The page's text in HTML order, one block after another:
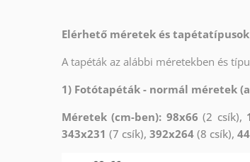
Elérhető méretek és tapétatípusok
A tapéták az alábbi méretekben és
1) Fotótapéták - normál méretek
Méretek (cm-ben): 98x66 (2 csík),
343x231 (7 csík), 392x264 (8 csík),